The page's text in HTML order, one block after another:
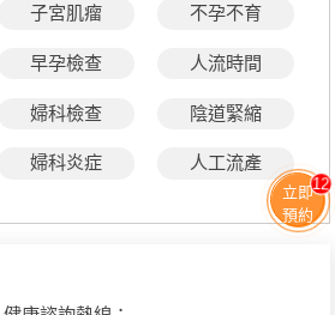
子宮肌瘤 不孕不育
早孕檢查 人流時間
婦科檢查 陰道緊縮
婦科炎症 人工流產
立即
預約
12